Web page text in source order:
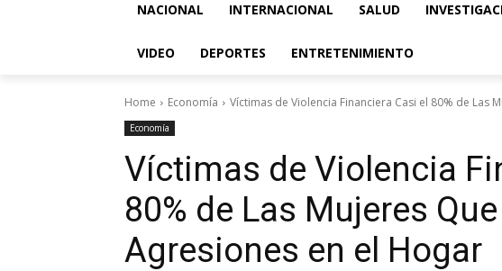
NACIONAL INTERNACIONAL SALUD
VIDEO DEPORTES ENTRETENIMIENTO
Home Economía Víctimas de Violencia Financiera Casi el 80% de Las
Economía
Víctimas de Violencia
80% de Las Mujeres
Agresiones en el Hogar